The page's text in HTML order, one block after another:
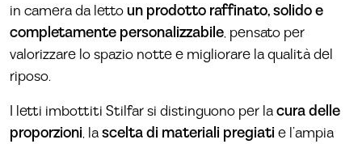
in camera da lettoun prodotto raffinato, solido e
completamente personalizzabile, pensato per
valorizzare lo spazio notte e migliorare la qualità del
riposo.
I letti imbottiti Stilfar si distinguono per lacura delle
proporzioni, lascelta di materiali pregiati e l’ampia